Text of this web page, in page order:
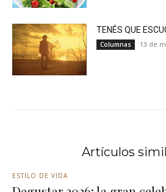
TENÉS QUE
Columnas 13 de
Artículos
ESTILO DE VIDA